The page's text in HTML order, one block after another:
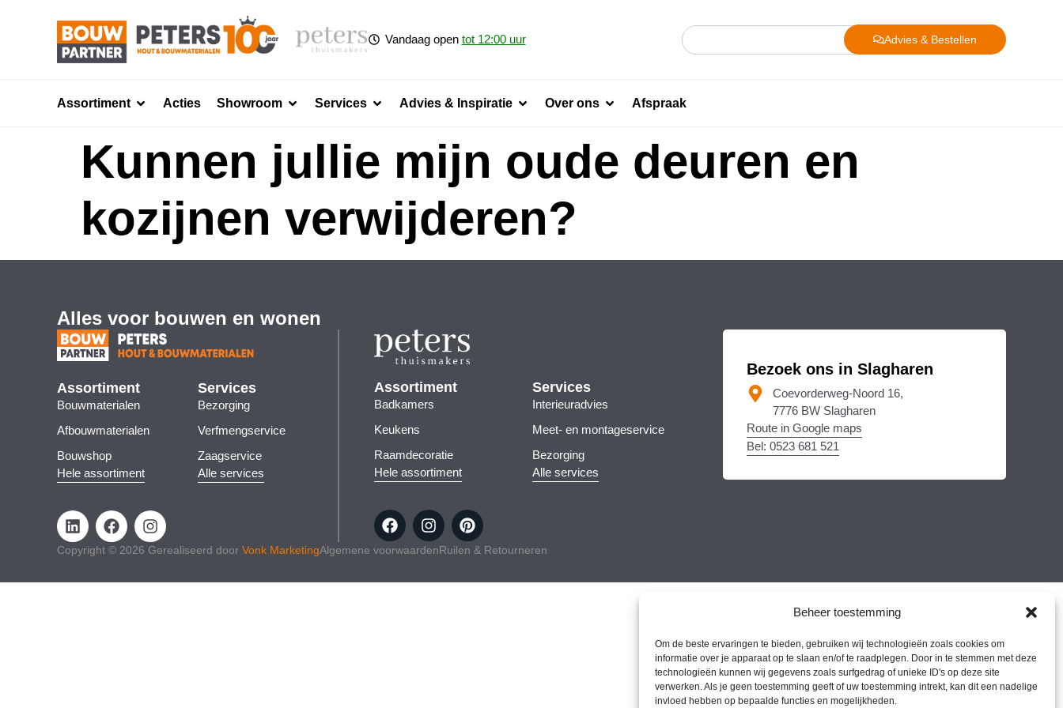
Beheer toestemming
Om de beste ervaringen te bieden, gebruiken wij technologieën zoals cookies om
informatie over je apparaat op te slaan en/of te raadplegen. Door in te stemmen met deze
technologieën kunnen wij gegevens zoals surfgedrag of unieke ID's op deze site
verwerken. Als je geen toestemming geeft of uw toestemming intrekt, kan dit een nadelige
invloed hebben op bepaalde functies en mogelijkheden.
Vandaag open tot 12:00 uur Advies & Bestellen
Assortiment Acties Showroom Services Advies & Inspiratie Over ons Afspraak
Kunnen jullie mijn oude deuren en
kozijnen verwijderen?
Alles voor bouwen en wonen
Assortiment
Bouwmaterialen
Afbouwmaterialen
Bouwshop
Hele assortiment
Services
Bezorging
Verfmengservice
Zaagservice
Alle services
Assortiment
Badkamers
Keukens
Raamdecoratie
Hele assortiment
Services
Interieuradvies
Meet- en montageservice
Bezorging
Alle services
Bezoek ons in Slagharen
Coevorderweg-Noord 16,
7776 BW Slagharen
Route in Google maps
Bel: 0523 681 521
Copyright © 2026 Gerealiseerd door Vonk MarketingAlgemene voorwaardenRuilen & Retourneren